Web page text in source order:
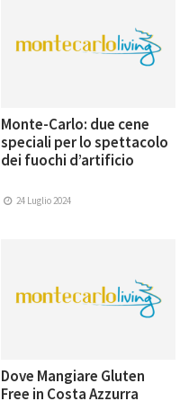
Monte-Carlo: due cene
speciali per lo spettacolo
dei fuochi d’artificio
24 Luglio 2024
Dove Mangiare Gluten
Free in Costa Azzurra